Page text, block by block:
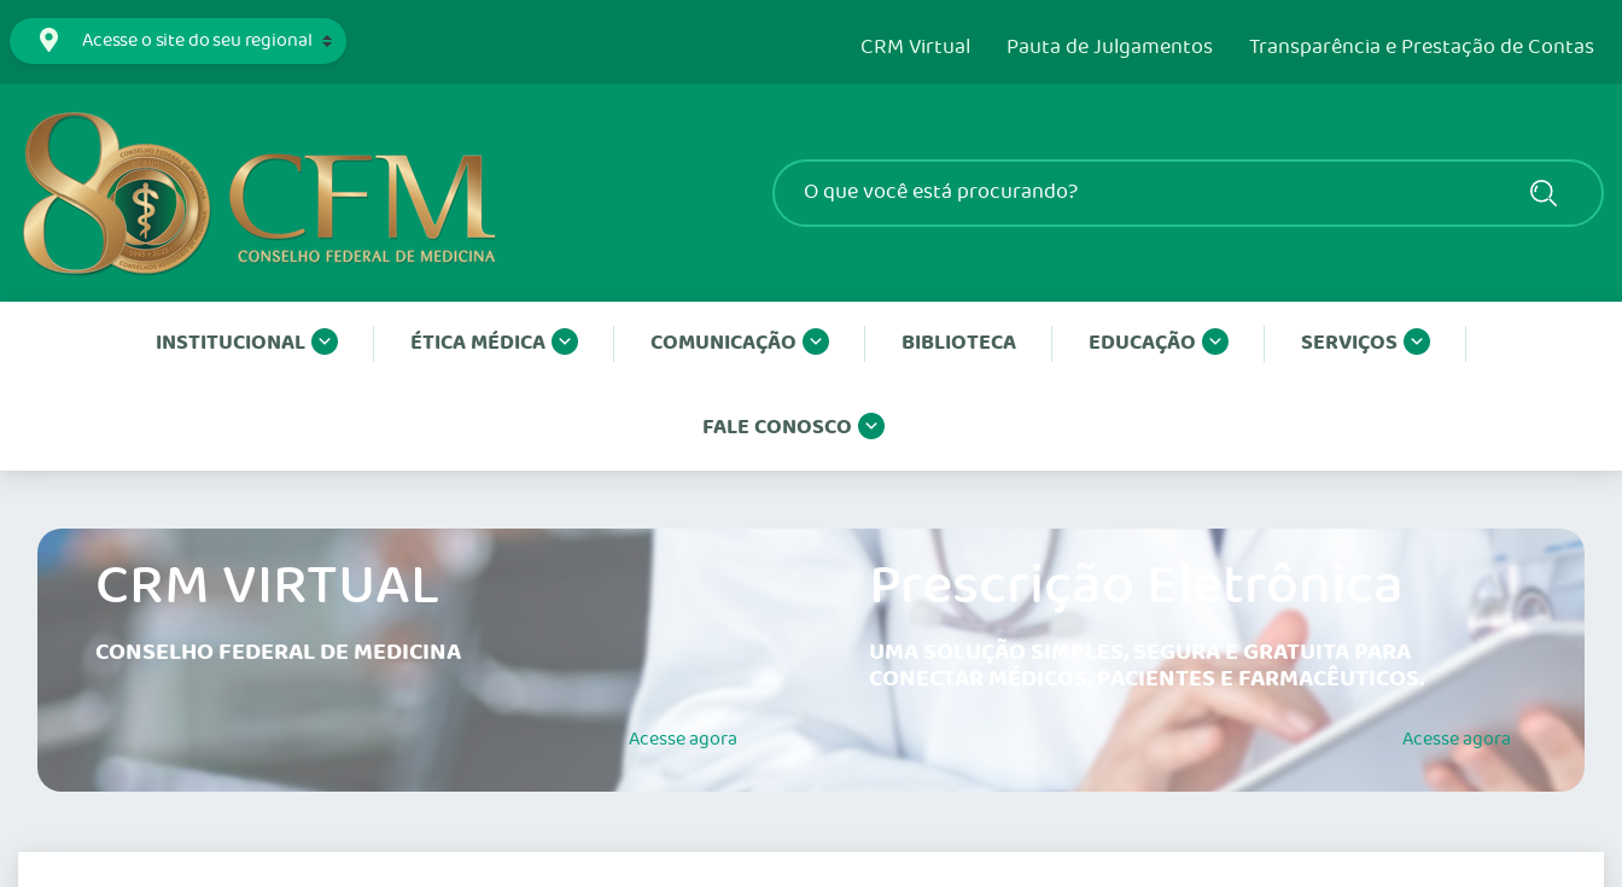
CRM Virtual Pauta de Julgamentos Transparência e Prestação de Contas
INSTITUCIONAL ÉTICA MÉDICA COMUNICAÇÃO BIBLIOTECA EDUCAÇÃO SERVIÇOS
FALE CONOSCO
CRM VIRTUAL
CONSELHO FEDERAL DE MEDICINA
Acesseagora
Prescrição Eletrônica
UMA SOLUÇÃO SIMPLES, SEGURA E GRATUITA PARA
CONECTAR MÉDICOS, PACIENTES E FARMACÊUTICOS.
Acesseagora